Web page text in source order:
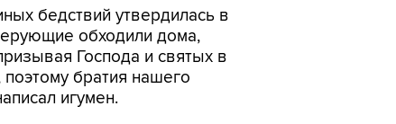
бедствий утвердилась в
обходили дома,
Господа и святых в
братия нашего
игумен.